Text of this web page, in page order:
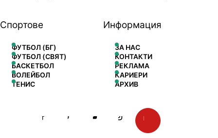
Спортове
ФУТБОЛ (БГ)
ФУТБОЛ (СВЯТ)
БАСКЕТБОЛ
ВОЛЕЙБОЛ
ТЕНИС
Информация
ЗА НАС
КОНТАКТИ
РЕКЛАМА
КАРИЕРИ
АРХИВ